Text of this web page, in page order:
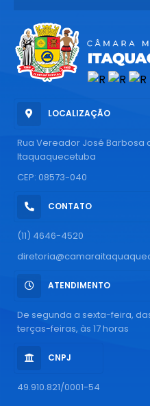
LOCALIZAÇÃO
Rua Vereador José Barbosa
Itaquaquecetuba
CEP: 08573-040
CONTATO
(11) 4646-4520
ATENDIMENTO
De segunda a sexta-feira,
terças-feiras, às 17 horas
CNPJ
49.910.821/0001-54